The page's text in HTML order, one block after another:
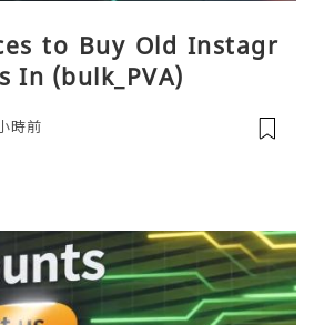
to Buy Old Instagr
In (bulk_PVA)
時前